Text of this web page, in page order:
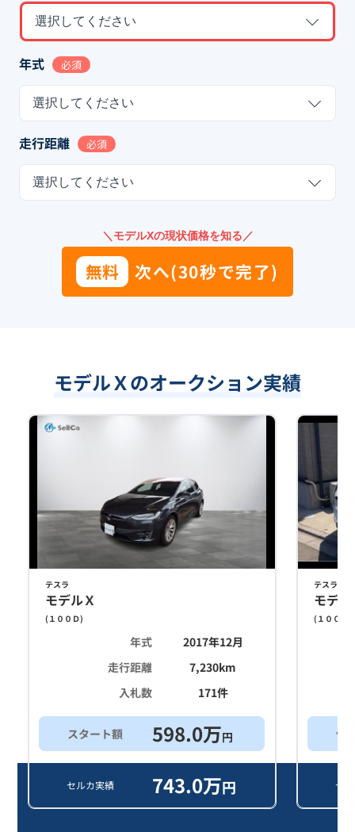
選択してください
年式 必須
選択してください
走行距離 必須
選択してください
＼モデルXの現状価格を知る／
無料 次へ(30秒で完了)
モデルＸのオークション実績
テスラ
モデルＸ
( １００Ｄ)
年式
2017年12月
走行距離
7,230km
入札数
171件
スタート額 598.0万円
セルカ実績 743.0万円
テスラ
モデ
( １００Ｄ
他
セ